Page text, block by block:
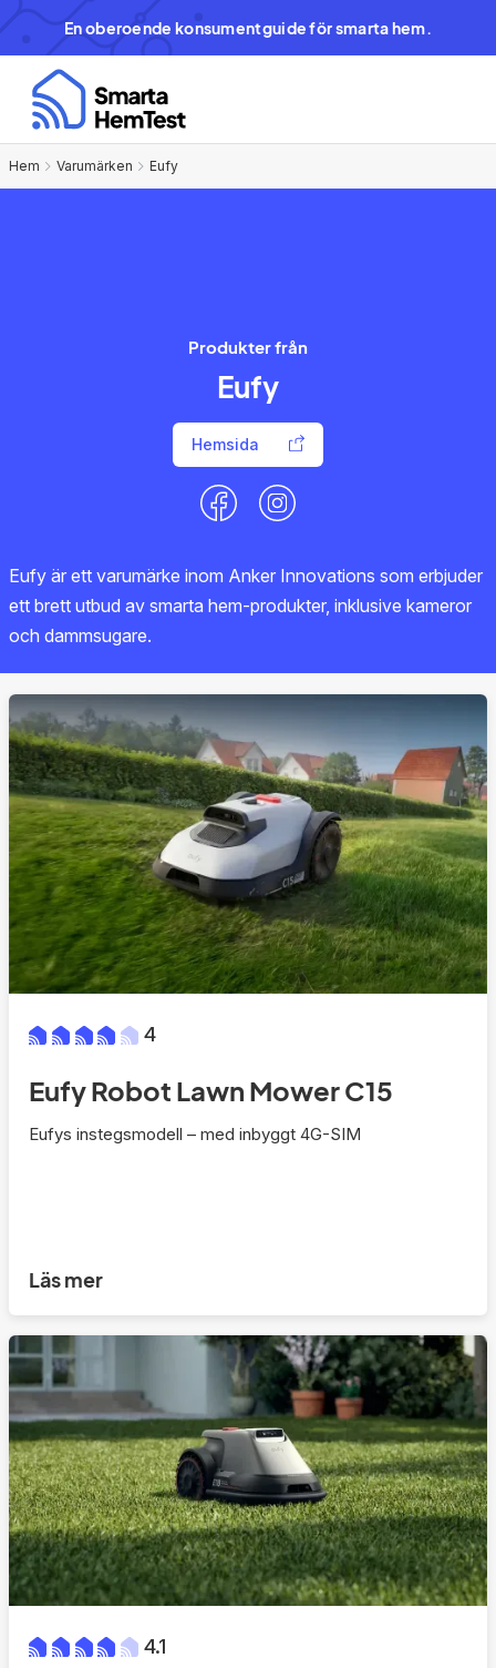
En oberoende konsumentguide för smarta hem.
Hem Varumärken Eufy
Produkter från
Eufy
Hemsida
Eufy är ett varumärke inom Anker Innovations som erbjuder
ett brett utbud av smarta hem-produkter, inklusive kameror
och dammsugare.
4
Eufy Robot Lawn Mower C15
Eufys instegsmodell – med inbyggt 4G-SIM
Läs mer
4.1